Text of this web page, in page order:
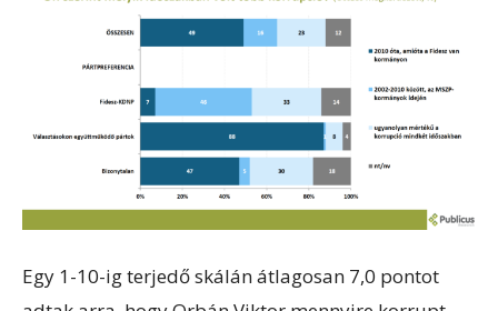
Egy 1-10-ig terjedő skálán átlagosan 7,0 pontot